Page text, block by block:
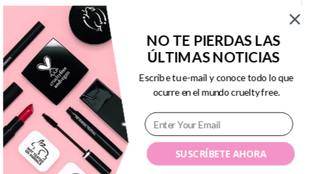
pruebas obligatorias en animales en
cualquiera de los casos.
Por tanto, aunque parece ser que China continua
dando pasos adelante para dejar atrás las
obsoletaspruebas en animales para fines
cosméticos, es probable que estas sigan siendo
un requisito en algunos casos.La lucha no
SUSCRÍBETE AHORA
NO TE PIERDAS LAS
ÚLTIMAS NOTICIAS
Escribe tu e-mail y conoce todo lo que
ocurre en el mundo cruelty free.